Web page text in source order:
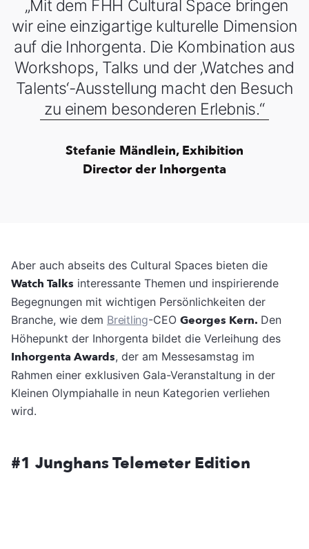
„Mit dem FHH Cultural Space bringen
wir eine einzigartige kulturelle Dimension
auf die Inhorgenta. Die Kombination aus
Workshops, Talks und der ‚Watches and
Talents‘-Ausstellung macht den Besuch
zu einem besonderen Erlebnis.“
Stefanie Mändlein, Exhibition
Director der Inhorgenta
Aber auch abseits des Cultural Spaces bieten die
Watch Talks interessante Themen und inspirierende
Begegnungen mit wichtigen Persönlichkeiten der
Branche, wie dem Breitling-CEO Georges Kern. Den
Höhepunkt der Inhorgenta bildet die Verleihung des
Inhorgenta Awards, der am Messesamstag im
Rahmen einer exklusiven Gala-Veranstaltung in der
Kleinen Olympiahalle in neun Kategorien verliehen
wird.
#1 Junghans Telemeter Edition